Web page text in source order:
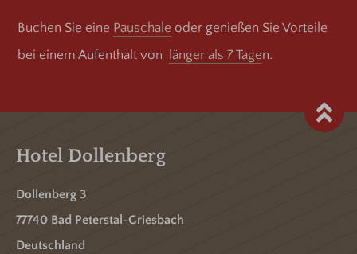
Buchen Sie eine Pauschale oder genießen Sie Vorteile
bei einem Aufenthalt von länger als 7 Tagen.
Hotel Dollenberg
Dollenberg 3
77740 Bad Peterstal-Griesbach
Deutschland